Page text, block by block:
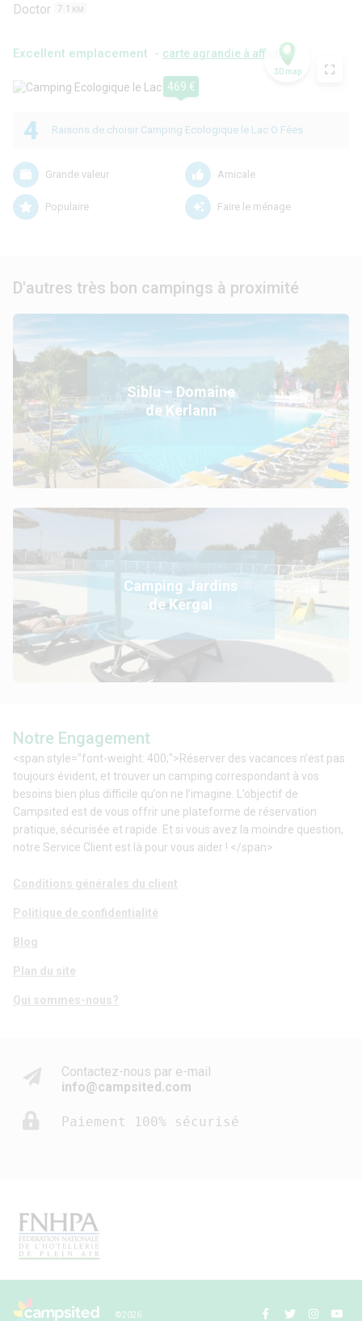
Doctor 7.1 KM
Excellent emplacement - carte agrandie à afficher
469 €
3D map
4 Raisons de choisir Camping Ecologique le Lac O Fées
Grande valeur Amicale
Populaire Faire le ménage
D'autres très bon campings à proximité
Siblu – Domaine
de Kerlann
Camping Jardins
de Kergal
Notre Engagement
<span style="font-weight: 400;">Réserver des vacances n’est pas
toujours évident, et trouver un camping correspondant à vos
besoins bien plus difficile qu’on ne l’imagine. L’objectif de
Campsited est de vous offrir une plateforme de réservation
pratique, sécurisée et rapide. Et si vous avez la moindre question,
notre Service Client est là pour vous aider ! </span>
Conditions générales du client
Politique de confidentialité
Blog
Plan du site
Qui sommes-nous?
Contactez-nous par e-mail
info@campsited.com
Paiement 100% sécurisé
© 2026